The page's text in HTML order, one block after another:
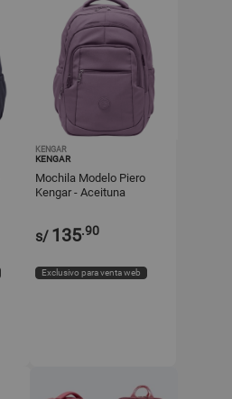
KENGAR
KENGAR
Mochila Modelo Piero
Kengar - Aceituna
s/ 135.90
Exclusivo para venta web